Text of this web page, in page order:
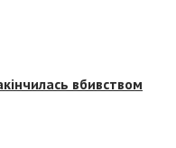
вбивством